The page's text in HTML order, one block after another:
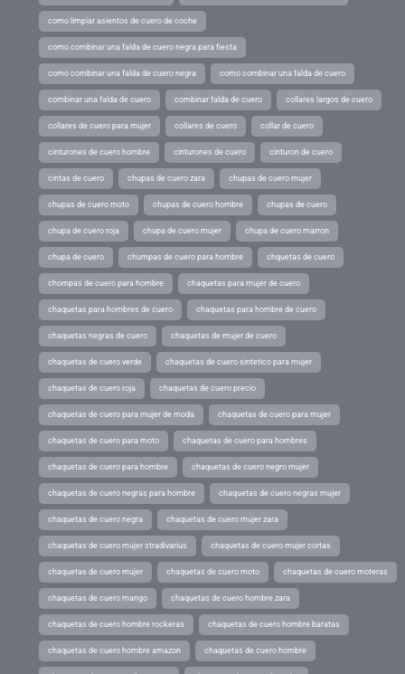
como limpiar asientos de cuero de coche
como combinar una falda de cuero negra para fiesta
como combinar una falda de cuero negra como combinar una falda de cuero
combinar una falda de cuero combinar falda de cuero collares largos de cuero
collares de cuero para mujer collares de cuero collar de cuero
cinturones de cuero hombre cinturones de cuero cinturon de cuero
cintas de cuero chupas de cuero zara chupas de cuero mujer
chupas de cuero moto chupas de cuero hombre chupas de cuero
chupa de cuero roja chupa de cuero mujer chupa de cuero marron
chupa de cuero chumpas de cuero para hombre chquetas de cuero
chompas de cuero para hombre chaquetas para mujer de cuero
chaquetas para hombres de cuero chaquetas para hombre de cuero
chaquetas negras de cuero chaquetas de mujer de cuero
chaquetas de cuero verde chaquetas de cuero sintetico para mujer
chaquetas de cuero roja chaquetas de cuero precio
chaquetas de cuero para mujer de moda chaquetas de cuero para mujer
chaquetas de cuero para moto chaquetas de cuero para hombres
chaquetas de cuero para hombre chaquetas de cuero negro mujer
chaquetas de cuero negras para hombre chaquetas de cuero negras mujer
chaquetas de cuero negra chaquetas de cuero mujer zara
chaquetas de cuero mujer stradivarius chaquetas de cuero mujer cortas
chaquetas de cuero mujer chaquetas de cuero moto chaquetas de cuero moteras
chaquetas de cuero mango chaquetas de cuero hombre zara
chaquetas de cuero hombre rockeras chaquetas de cuero hombre baratas
chaquetas de cuero hombre amazon chaquetas de cuero hombre